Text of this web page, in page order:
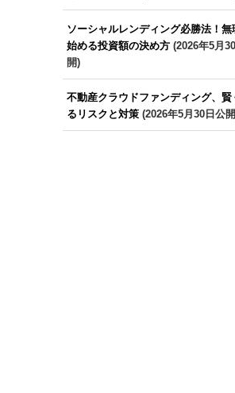
ソーシャルレンディング必勝法！無
始める投資額の決め方(2026年5月
開)
不動産クラウドファンディング、賢
るリスクと対策(2026年5月30日公